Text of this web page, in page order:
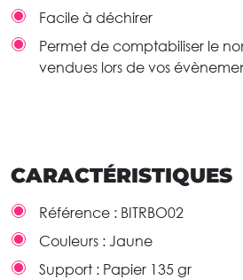
Facile à déchirer
Permet de comptabiliser le
vendues lors de vos
CARACTÉRISTIQUES
Référence : BITRBO02
Couleurs : Jaune
Support : Papier 135 gr